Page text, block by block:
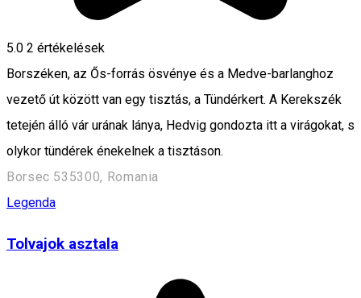
5.0 2 értékelések
Borszéken, az Ős-forrás ösvénye és a Medve-barlanghoz
vezető út között van egy tisztás, a Tündérkert. A Kerekszék
tetején álló vár urának lánya, Hedvig gondozta itt a virágokat, s
olykor tündérek énekelnek a tisztáson.
Borsec 535300, Romania
Legenda
Tolvajok asztala